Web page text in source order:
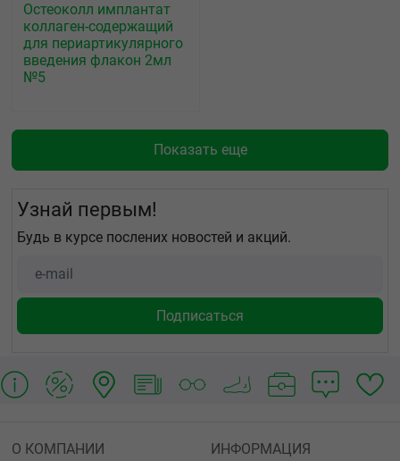
Остеоколл имплантат
коллаген-содержащий
для периартикулярного
введения флакон 2мл
№5
Показать еще
Узнай первым!
Будь в курсе послених новостей и акций.
О КОМПАНИИ
ИНФОРМАЦИЯ